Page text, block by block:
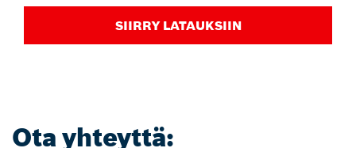
SIIRRY LATAUKSIIN
Ota yhteyttä: